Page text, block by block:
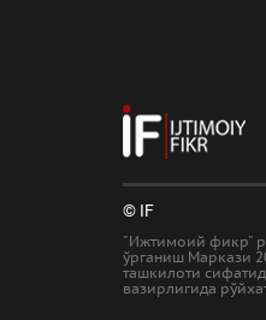
© IF
"Ижтимоий фикр"
ўрганиш Маркази
ташкилоти
вазирлигида